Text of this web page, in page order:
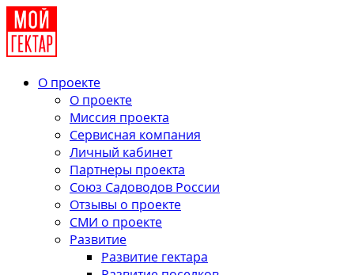
О проекте
О проекте
Миссия проекта
Сервисная компания
Личный кабинет
Партнеры проекта
Союз Садоводов России
Отзывы о проекте
СМИ о проекте
Развитие
Развитие гектара